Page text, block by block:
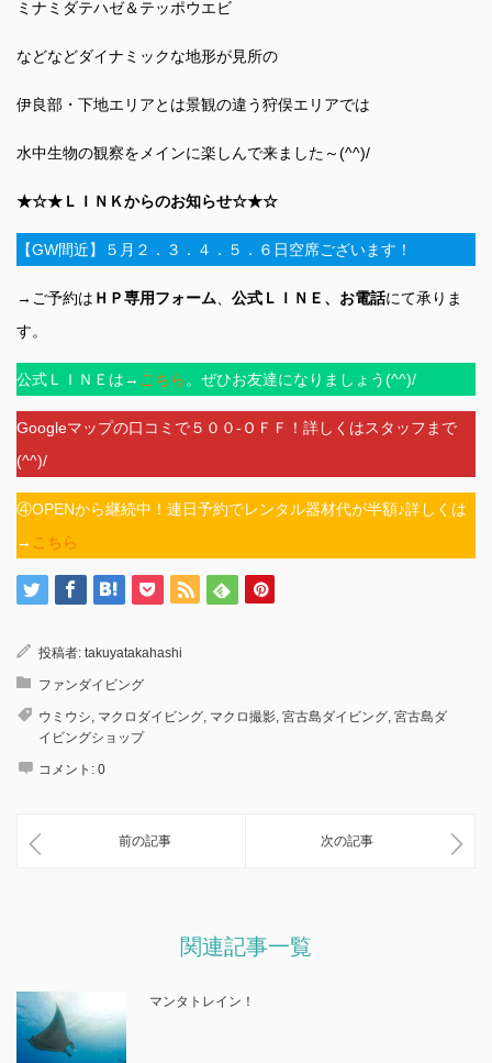
ミナミダテハゼ＆テッポウエビ
などなどダイナミックな地形が見所の
伊良部・下地エリアとは景観の違う狩俣エリアでは
水中生物の観察をメインに楽しんで来ました～(^^)/
★☆★ＬＩＮＫからのお知らせ☆★☆
【GW間近】５月２．３．４．５．６日空席ございます！
→ご予約は ＨＰ専用フォーム 公式ＬＩＮＥ、お電話にて承りま
す。
公式ＬＩＮＥは→ こちら 。ぜひお友達になりましょう(^^)/
Googleマップの口コミで５００‐ＯＦＦ！詳しくはスタッフまで
(^^)/
④OPENから継続中！連日予約でレンタル器材代が半額♪詳しくは
→ こちら
投稿者: takuyatakahashi
ファンダイビング
ウミウシ, マクロダイビング, マクロ撮影, 宮古島ダイビング, 宮古島ダ
イビングショップ
コメント: 0
前の記事 次の記事
関連記事一覧
マンタトレイン！